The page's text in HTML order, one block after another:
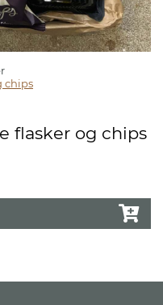
chips
flasker og chips